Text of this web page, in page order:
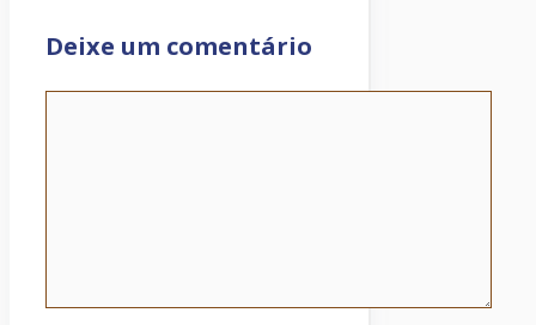
Deixe um comentário